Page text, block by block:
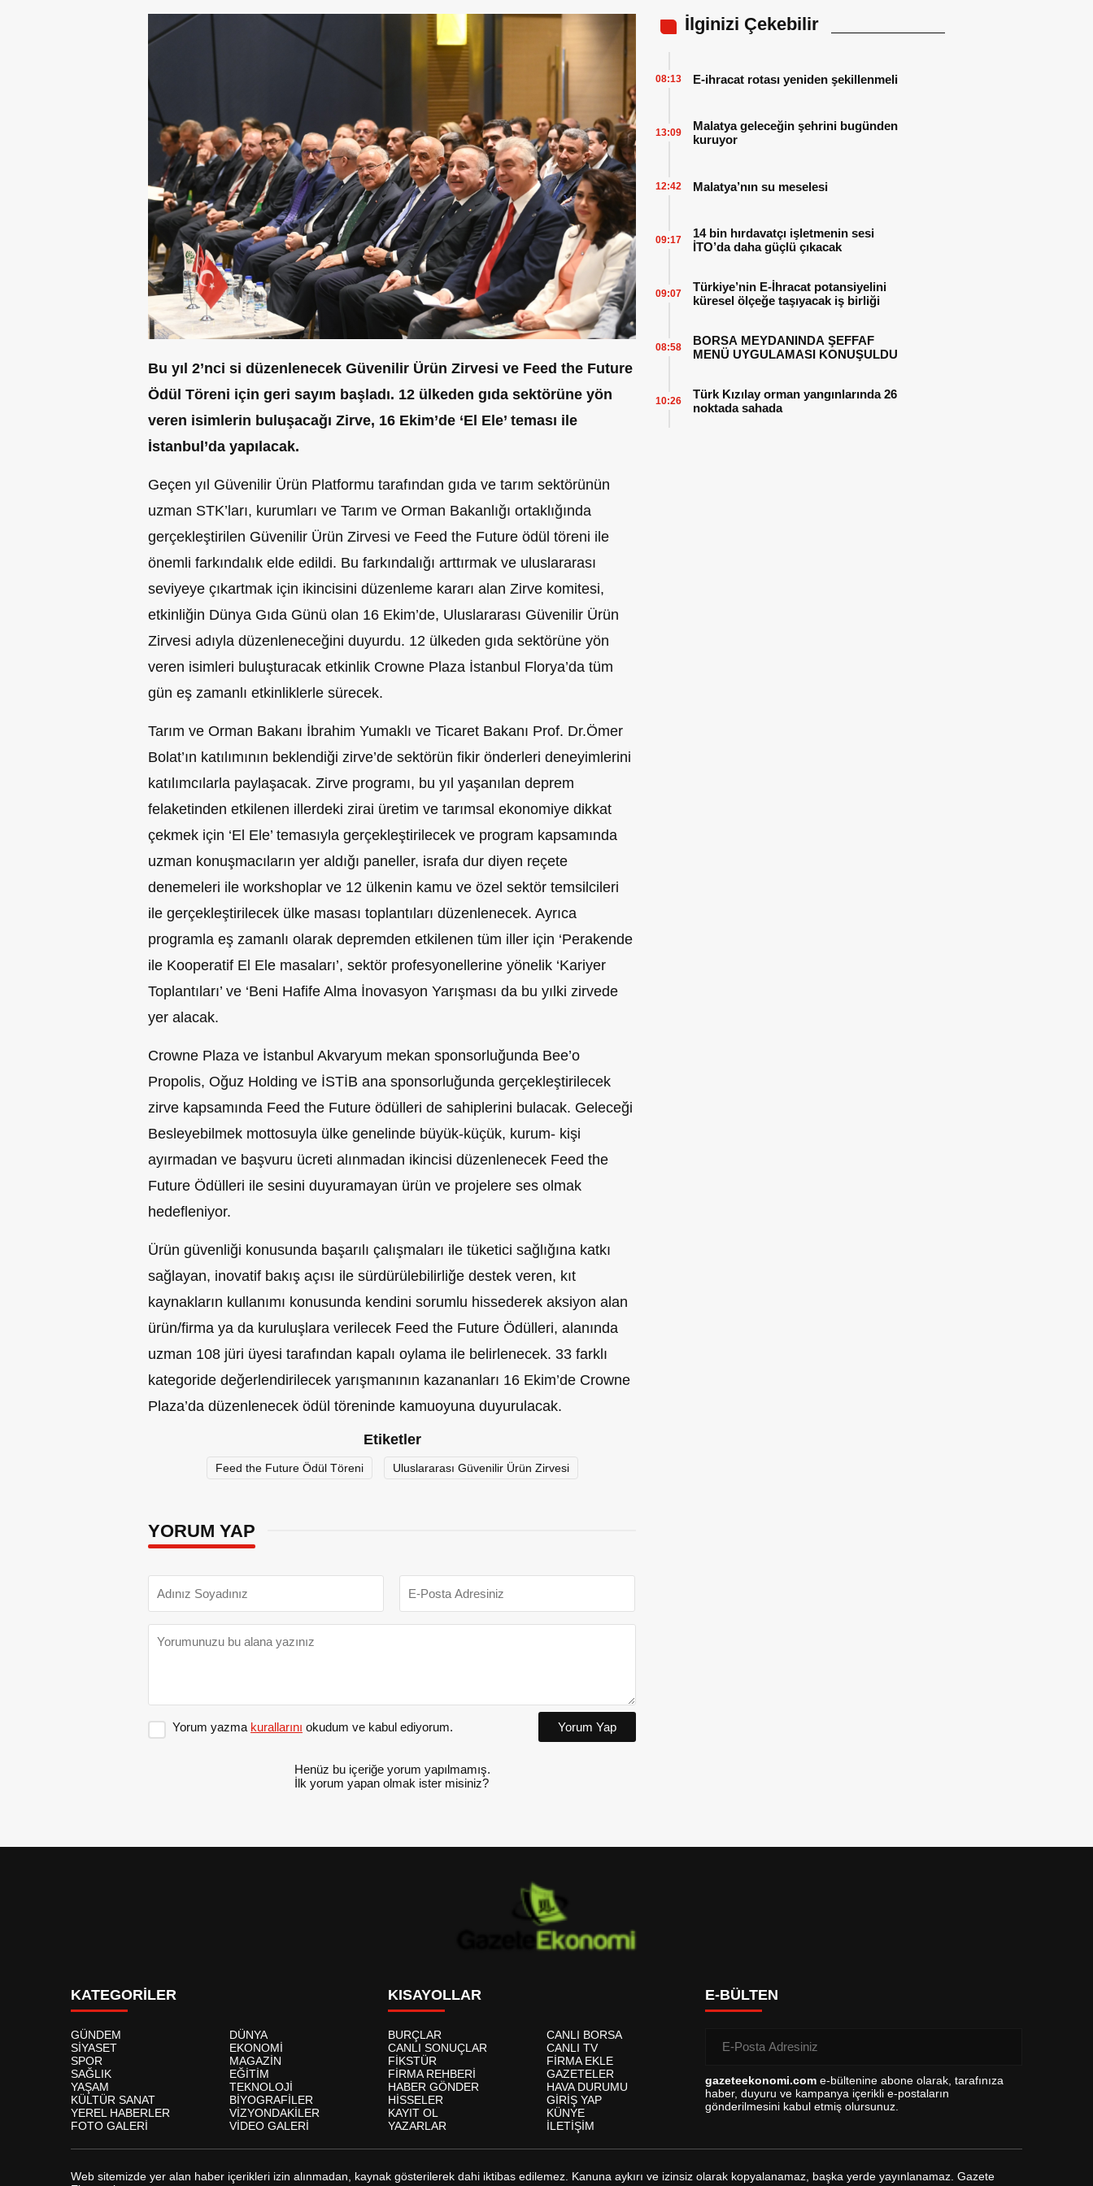
Bu yıl 2’nci si düzenlenecek Güvenilir Ürün Zirvesi ve Feed the Future
Ödül Töreni için geri sayım başladı. 12 ülkeden gıda sektörüne yön
veren isimlerin buluşacağı Zirve, 16 Ekim’de ‘El Ele’ teması ile
İstanbul’da yapılacak.
Geçen yıl Güvenilir Ürün Platformu tarafından gıda ve tarım sektörünün
uzman STK’ları, kurumları ve Tarım ve Orman Bakanlığı ortaklığında
gerçekleştirilen Güvenilir Ürün Zirvesi ve Feed the Future ödül töreni ile
önemli farkındalık elde edildi. Bu farkındalığı arttırmak ve uluslararası
seviyeye çıkartmak için ikincisini düzenleme kararı alan Zirve komitesi,
etkinliğin Dünya Gıda Günü olan 16 Ekim’de, Uluslararası Güvenilir Ürün
Zirvesi adıyla düzenleneceğini duyurdu. 12 ülkeden gıda sektörüne yön
veren isimleri buluşturacak etkinlik Crowne Plaza İstanbul Florya’da tüm
gün eş zamanlı etkinliklerle sürecek.
Tarım ve Orman Bakanı İbrahim Yumaklı ve Ticaret Bakanı Prof. Dr.Ömer
Bolat’ın katılımının beklendiği zirve’de sektörün fikir önderleri deneyimlerini
katılımcılarla paylaşacak. Zirve programı, bu yıl yaşanılan deprem
felaketinden etkilenen illerdeki zirai üretim ve tarımsal ekonomiye dikkat
çekmek için ‘El Ele’ temasıyla gerçekleştirilecek ve program kapsamında
uzman konuşmacıların yer aldığı paneller, israfa dur diyen reçete
denemeleri ile workshoplar ve 12 ülkenin kamu ve özel sektör temsilcileri
ile gerçekleştirilecek ülke masası toplantıları düzenlenecek. Ayrıca
programla eş zamanlı olarak depremden etkilenen tüm iller için ‘Perakende
ile Kooperatif El Ele masaları’, sektör profesyonellerine yönelik ‘Kariyer
Toplantıları’ ve ‘Beni Hafife Alma İnovasyon Yarışması da bu yılki zirvede
yer alacak.
Crowne Plaza ve İstanbul Akvaryum mekan sponsorluğunda Bee’o
Propolis, Oğuz Holding ve İSTİB ana sponsorluğunda gerçekleştirilecek
zirve kapsamında Feed the Future ödülleri de sahiplerini bulacak. Geleceği
Besleyebilmek mottosuyla ülke genelinde büyük-küçük, kurum- kişi
ayırmadan ve başvuru ücreti alınmadan ikincisi düzenlenecek Feed the
Future Ödülleri ile sesini duyuramayan ürün ve projelere ses olmak
hedefleniyor.
Ürün güvenliği konusunda başarılı çalışmaları ile tüketici sağlığına katkı
sağlayan, inovatif bakış açısı ile sürdürülebilirliğe destek veren, kıt
kaynakların kullanımı konusunda kendini sorumlu hissederek aksiyon alan
ürün/firma ya da kuruluşlara verilecek Feed the Future Ödülleri, alanında
uzman 108 jüri üyesi tarafından kapalı oylama ile belirlenecek. 33 farklı
kategoride değerlendirilecek yarışmanının kazananları 16 Ekim’de Crowne
Plaza’da düzenlenecek ödül töreninde kamuoyuna duyurulacak.
Etiketler
Feed the Future Ödül Töreni Uluslararası Güvenilir Ürün Zirvesi
YORUM YAP
Yorum yazma kurallarını okudum ve kabul ediyorum. Yorum Yap
Henüz bu içeriğe yorum yapılmamış.
İlk yorum yapan olmak ister misiniz?
İlginizi Çekebilir
E-ihracat rotası yeniden şekillenmeli
08:13
Malatya geleceğin şehrini bugünden
kuruyor
13:09
Malatya’nın su meselesi
12:42
14 bin hırdavatçı işletmenin sesi
İTO’da daha güçlü çıkacak
09:17
Türkiye’nin E-İhracat potansiyelini
küresel ölçeğe taşıyacak iş birliği
09:07
BORSA MEYDANINDA ŞEFFAF
MENÜ UYGULAMASI KONUŞULDU
08:58
Türk Kızılay orman yangınlarında 26
noktada sahada
10:26
KATEGORİLER
GÜNDEM
DÜNYA
SİYASET
EKONOMİ
SPOR
MAGAZİN
SAĞLIK
EĞİTİM
YAŞAM
TEKNOLOJİ
KÜLTÜR SANAT
BİYOGRAFİLER
YEREL HABERLER
VİZYONDAKİLER
FOTO GALERİ
VİDEO GALERİ
KISAYOLLAR
BURÇLAR
CANLI BORSA
CANLI SONUÇLAR
CANLI TV
FİKSTÜR
FİRMA EKLE
FİRMA REHBERİ
GAZETELER
HABER GÖNDER
HAVA DURUMU
HİSSELER
GİRİŞ YAP
KAYIT OL
KÜNYE
YAZARLAR
İLETİŞİM
E-BÜLTEN
gazeteekonomi.com e-bültenine abone olarak, tarafınıza
haber, duyuru ve kampanya içerikli e-postaların
gönderilmesini kabul etmiş olursunuz.
Web sitemizde yer alan haber içerikleri izin alınmadan, kaynak gösterilerek dahi iktibas edilemez. Kanuna aykırı ve izinsiz olarak kopyalanamaz, başka yerde yayınlanamaz. Gazete